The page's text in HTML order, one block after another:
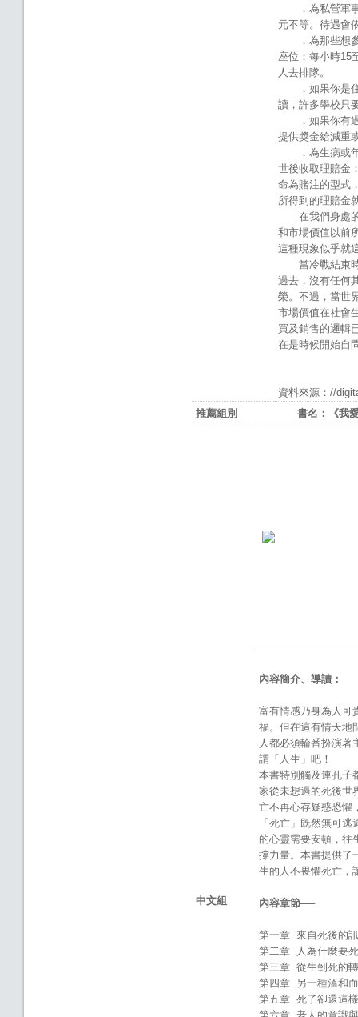
．為私營軍事
元不等。待遇會
．為那些想參
座位：每小時15
人去排隊。
．如果你是住
讀，許多學校只
．如果你有過
提供獎金給減重
．為生病或年
世後收取理賠金
命為賭注的型式
所得到的理賠金
在我們身處的
和市場價值以前
這種現象似乎就
當冷戰結束時
過去，沒有任何
榮。不過，當世
市場價值在社會
買及銷售的邏輯
在是時候開始自
資料來源：//
推薦組別
書名：《我
中文組
內容簡介、導讀：
富有情感乃身為人可
福。但在這有情天地
人都必須輪番扮演著
謂「人生」吧！
本書特別觸及連孔子
家從未想過的死後世
亡不再心存疑惑恐懼
「死亡」既然無可
的心靈需要安頓，往
撐力量。本書提供了
生的人不畏懼死亡，
內容章節──
第一章 來自死後的
第二章 人為什麼要
第三章 從生到死的
第四章 另一種溫和
第五章 死了卻還這